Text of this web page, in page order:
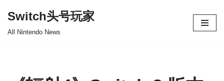
Switch头号玩家
All Nintendo News